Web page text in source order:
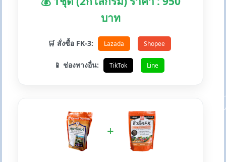
บาท
🛒 สั่งซื้อ FK-3: Lazada Shopee
📱 ช่องทางอื่น: TikTok Line
+